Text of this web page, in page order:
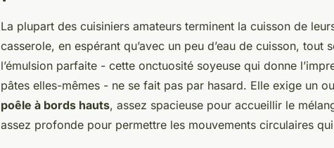
La plupart des cuisiniers amateurs terminent la cuisson de
casserole, en espérant qu’avec un peu d’eau de cuisson, tout
l’émulsion parfaite - cette onctuosité soyeuse qui donne
pâtes elles-mêmes - ne se fait pas par hasard. Elle exige un
poêle à bords hauts, assez spacieuse pour accueillir le
assez profonde pour permettre les mouvements circulaires